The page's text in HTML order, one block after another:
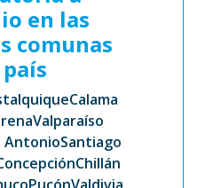
en las
comunas
IquiqueCalama
Valparaíso
AntonioSantiago
Chillán